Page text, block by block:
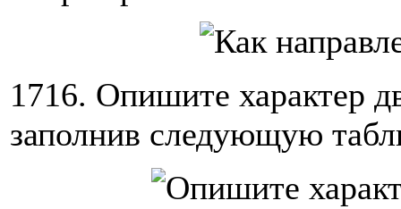
1716. Опишите характер
заполнив следующую